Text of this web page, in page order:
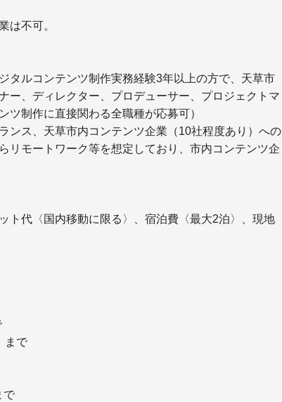
は不可。
タルコンテンツ制作実務経験3年以上の方で、天草市
ー、ディレクター、プロデューサー、プロジェクトマ
ツ制作に直接関わる全職種が応募可）
ンス、天草市内コンテンツ企業（10社程度あり）への
リモートワーク等を想定しており、市内コンテンツ企
ト代〈国内移動に限る〉、宿泊費〈最大2泊〉、現地
まで
で